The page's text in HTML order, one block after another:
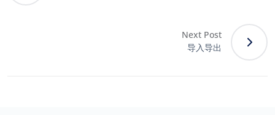
Next Post
导入导出